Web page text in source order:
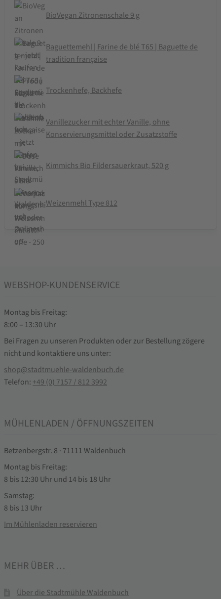
BioVegan Zitronenschale 9 g
Baguettemehl | Farine de blé T65 | Baguette de
tradition française
Trockenhefe, Backhefe
Vanillezucker mit echter Vanille, ohne
Konservierungsmittel oder Zusatzstoffe
Kimmichs Bio Fildersauerkraut, 520 g
Weizenmehl Type 812
WEBSHOP-KUNDENSERVICE
Montag bis Freitag:
8:00 – 13:30 Uhr
Bei Fragen zu unseren Produkten oder zur Bestellung zögere
nicht und kontaktiere uns unter:
shop@stadtmuehle-waldenbuch.de
Telefon: +49 (0) 7157 / 812 3992
MÜHLENLADEN / ÖFFNUNGSZEITEN
Betzenbergstr. 8 · 71111 Waldenbuch
Montag bis Freitag:
8 bis 12:30 Uhr und 14 bis 18 Uhr
Samstag:
8 bis 13 Uhr
Im Mühlenladen reservieren
MEHR ÜBER …
Über die Stadtmühle Waldenbuch